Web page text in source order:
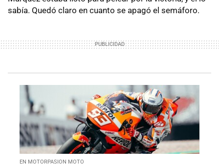
sabía. Quedó claro en cuanto se apagó el semáforo.
EN MOTORPASION MOTO